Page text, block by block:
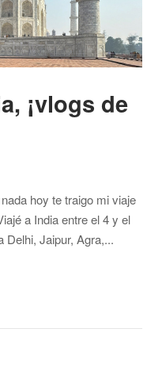
¡vlogs de
hoy te traigo mi viaje
a India entre el 4 y el
Delhi, Jaipur, Agra,...